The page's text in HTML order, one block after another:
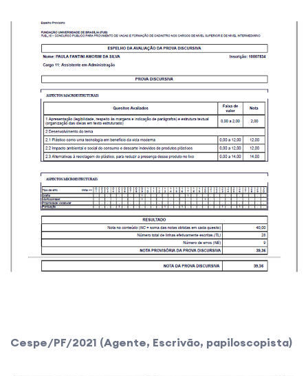
Cespe/PF/2021 (Agente, Escrivão, papiloscopista)